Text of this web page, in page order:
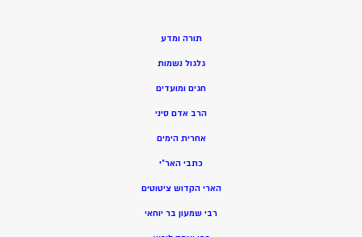
תורה ומדע
גלגול נשמות
חגים ומועדים
הרב אדם סיני
אחרית הימים
כתבי האר”י
הארי הקדוש ציטוטים
רבי שמעון בר יוחאי